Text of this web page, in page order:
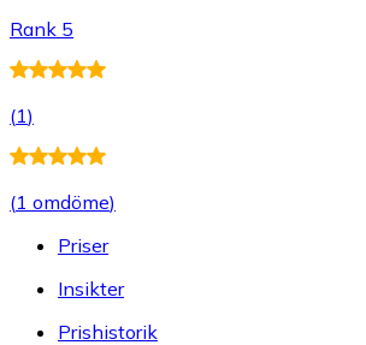
Rank 5
(1)
(1 omdöme)
Priser
Insikter
Prishistorik